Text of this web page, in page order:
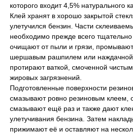
которого входит 4,5% натурального
Клей хранят в хорошо закрытой
улетучился бензин. Части
необходимо прежде всего
очищают от пыли и грязи,
шершавым рашпилем или наждачной
протирают ваткой, смоченной
жировых загрязнений.
Подготовленные поверхности
смазывают ровно резиновым клеем,
смазывают ещё раз и также дают
улетучивания бензина. Затем
прижимают её и оставляют на